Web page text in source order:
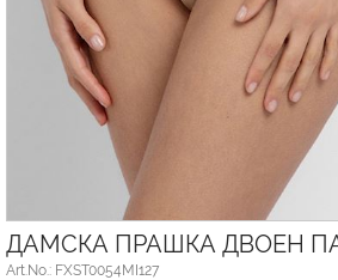
ДАМСКА ПРАШКА ДВОЕН
Art.No.: FXST0054MI127